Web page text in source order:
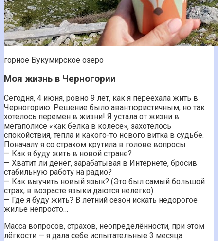
горное Букумирское озеро
Моя жизнь в Черногории
Сегодня, 4 июня, ровно 9 лет, как я переехала жить в
Черногорию. Решение было авантюристичным, но так
хотелось перемен в жизни! Я устала от жизни в
мегаполисе «как белка в колесе», захотелось
спокойствия, тепла и какого-то нового витка в судьбе.
Поначалу я со страхом крутила в голове вопросы
— Как я буду жить в новой стране?
— Хватит ли денег, зарабатывая в Интернете, бросив
стабильную работу на радио?
— Как выучить новый язык? (Это был самый большой
страх, в возрасте языки даются нелегко)
— Где я буду жить? В летний сезон искать недорогое
жилье непросто…
Масса вопросов, страхов, неопределённости, при этом
лёгкости — я дала себе испытательные 3 месяца.